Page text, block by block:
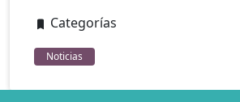
Categorías
Noticias